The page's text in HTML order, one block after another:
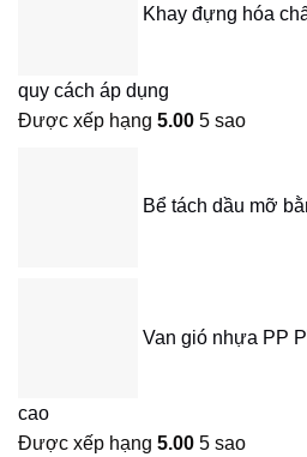
Khay đựng hóa
quy cách áp dụng
Được xếp hạng 5.00 5 sao
Bể tách dầu mỡ
Van gió nhựa PP
cao
Được xếp hạng 5.00 5 sao